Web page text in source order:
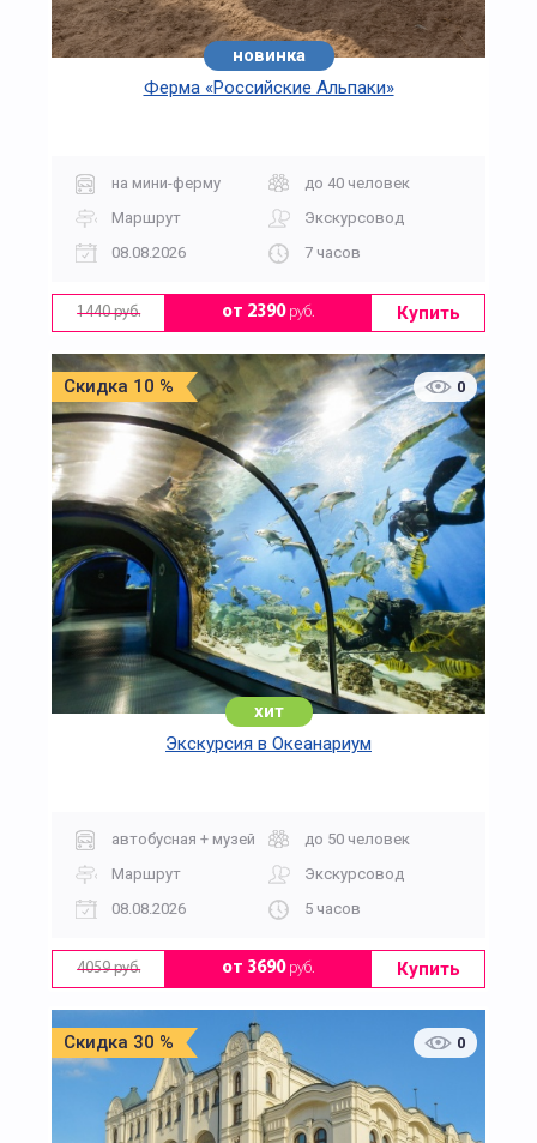
новинка
Ферма «Российские Альпаки»
на мини-ферму
до 40 человек
Маршрут
Экскурсовод
08.08.2026
7 часов
1440 руб. от 2390руб. Купить
Скидка 10 % 0
хит
Экскурсия в Океанариум
автобусная + музей
до 50 человек
Маршрут
Экскурсовод
08.08.2026
5 часов
4059 руб. от 3690руб. Купить
Скидка 30 % 0